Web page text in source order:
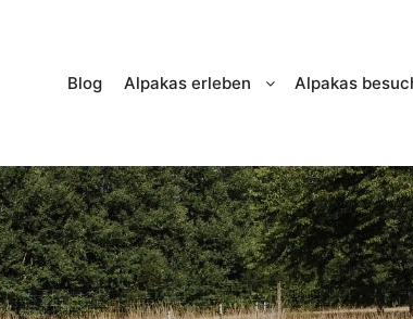
Blog Alpakas erleben Alpakas